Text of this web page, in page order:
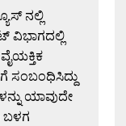
ನಲ್ಲಿ
ವಿಭಾಗದಲ್ಲಿ
ಸಂಬಂಧಿಸಿದ್ದು
ಯಾವುದೇ
ಬಳಗ